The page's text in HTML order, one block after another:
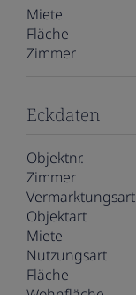
Miete
Fläche
Zimmer
Eckdaten
Objektnr.
Zimmer
Vermarktungsart
Objektart
Miete
Nutzungsart
Fläche